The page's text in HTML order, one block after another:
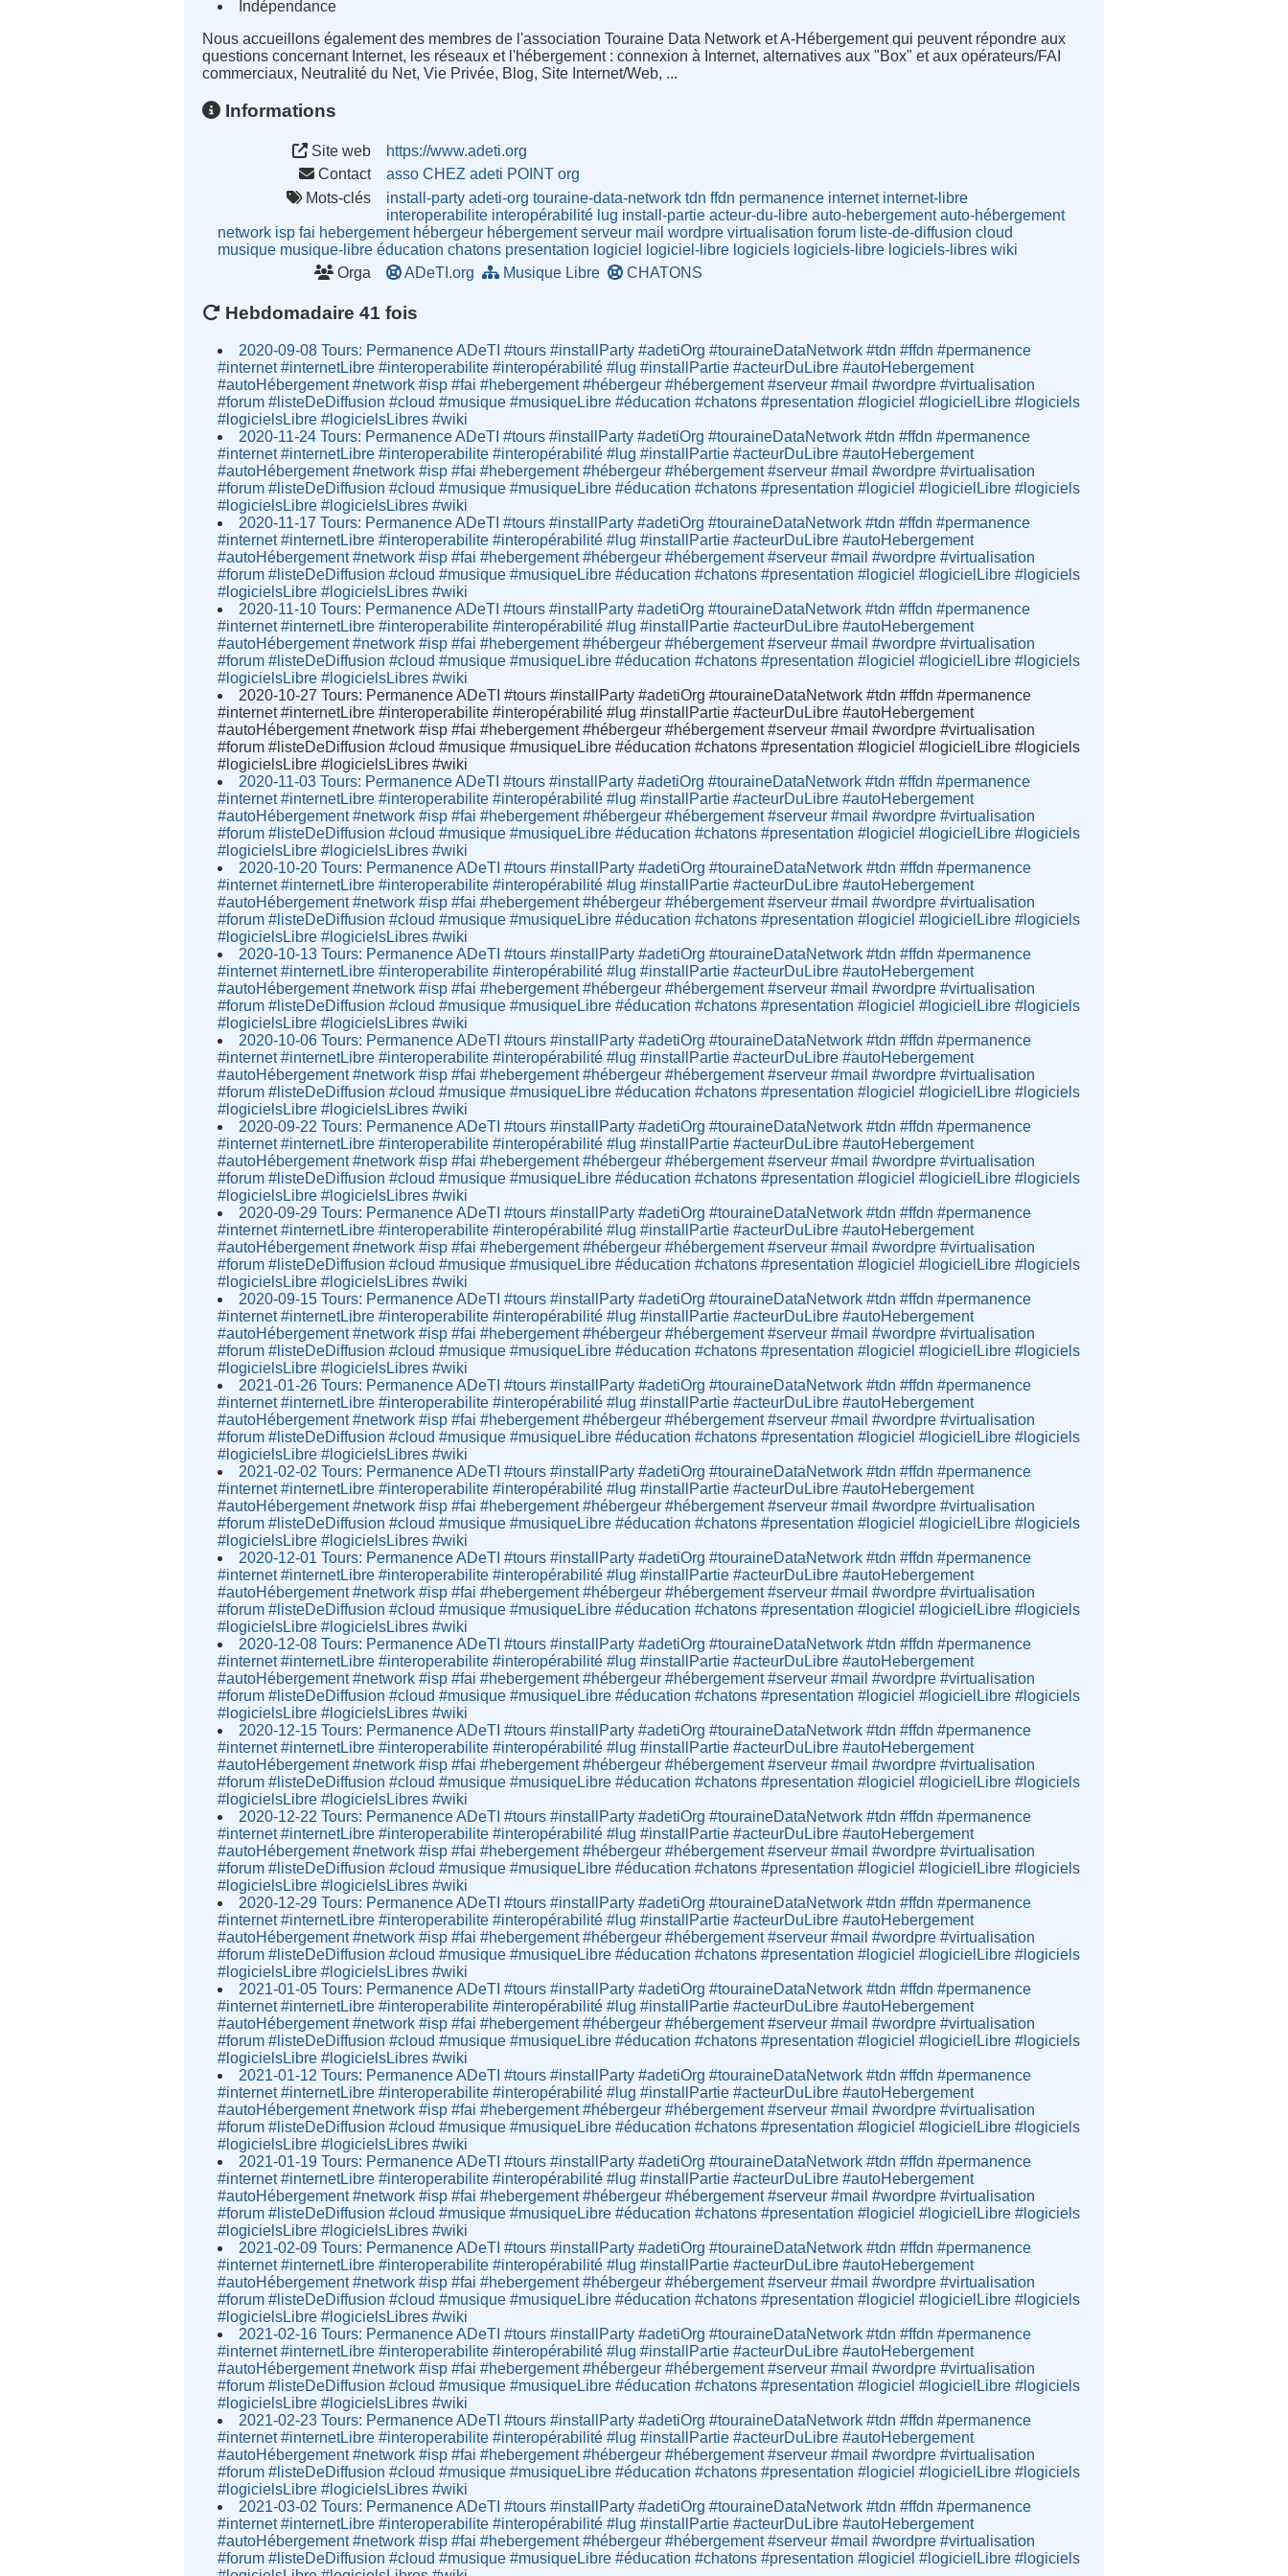
Indépendance
Nous accueillons également des membres de l'association Touraine Data Network et A-Hébergement qui peuvent répondre aux
questions concernant Internet, les réseaux et l'hébergement : connexion à Internet, alternatives aux "Box" et aux opérateurs/FAI
commerciaux, Neutralité du Net, Vie Privée, Blog, Site Internet/Web, ...
Informations
Site web
https://www.adeti.org
Contact
asso CHEZ adeti POINT org
Mots-clés
install-party adeti-org touraine-data-network tdn ffdn permanence internet internet-libre
interoperabilite interopérabilité lug install-partie acteur-du-libre auto-hebergement auto-hébergement
network isp fai hebergement hébergeur hébergement serveur mail wordpre virtualisation forum liste-de-diffusion cloud
musique musique-libre éducation chatons presentation logiciel logiciel-libre logiciels logiciels-libre logiciels-libres wiki
Orga
ADeTI.org Musique Libre CHATONS
Hebdomadaire 41 fois
2020-09-08 Tours: Permanence ADeTI #tours #installParty #adetiOrg #touraineDataNetwork #tdn #ffdn #permanence
#internet #internetLibre #interoperabilite #interopérabilité #lug #installPartie #acteurDuLibre #autoHebergement
#autoHébergement #network #isp #fai #hebergement #hébergeur #hébergement #serveur #mail #wordpre #virtualisation
#forum #listeDeDiffusion #cloud #musique #musiqueLibre #éducation #chatons #presentation #logiciel #logicielLibre #logiciels
#logicielsLibre #logicielsLibres #wiki
2020-11-24 Tours: Permanence ADeTI #tours #installParty #adetiOrg #touraineDataNetwork #tdn #ffdn #permanence
#internet #internetLibre #interoperabilite #interopérabilité #lug #installPartie #acteurDuLibre #autoHebergement
#autoHébergement #network #isp #fai #hebergement #hébergeur #hébergement #serveur #mail #wordpre #virtualisation
#forum #listeDeDiffusion #cloud #musique #musiqueLibre #éducation #chatons #presentation #logiciel #logicielLibre #logiciels
#logicielsLibre #logicielsLibres #wiki
2020-11-17 Tours: Permanence ADeTI #tours #installParty #adetiOrg #touraineDataNetwork #tdn #ffdn #permanence
#internet #internetLibre #interoperabilite #interopérabilité #lug #installPartie #acteurDuLibre #autoHebergement
#autoHébergement #network #isp #fai #hebergement #hébergeur #hébergement #serveur #mail #wordpre #virtualisation
#forum #listeDeDiffusion #cloud #musique #musiqueLibre #éducation #chatons #presentation #logiciel #logicielLibre #logiciels
#logicielsLibre #logicielsLibres #wiki
2020-11-10 Tours: Permanence ADeTI #tours #installParty #adetiOrg #touraineDataNetwork #tdn #ffdn #permanence
#internet #internetLibre #interoperabilite #interopérabilité #lug #installPartie #acteurDuLibre #autoHebergement
#autoHébergement #network #isp #fai #hebergement #hébergeur #hébergement #serveur #mail #wordpre #virtualisation
#forum #listeDeDiffusion #cloud #musique #musiqueLibre #éducation #chatons #presentation #logiciel #logicielLibre #logiciels
#logicielsLibre #logicielsLibres #wiki
2020-10-27 Tours: Permanence ADeTI #tours #installParty #adetiOrg #touraineDataNetwork #tdn #ffdn #permanence
#internet #internetLibre #interoperabilite #interopérabilité #lug #installPartie #acteurDuLibre #autoHebergement
#autoHébergement #network #isp #fai #hebergement #hébergeur #hébergement #serveur #mail #wordpre #virtualisation
#forum #listeDeDiffusion #cloud #musique #musiqueLibre #éducation #chatons #presentation #logiciel #logicielLibre #logiciels
#logicielsLibre #logicielsLibres #wiki
2020-11-03 Tours: Permanence ADeTI #tours #installParty #adetiOrg #touraineDataNetwork #tdn #ffdn #permanence
#internet #internetLibre #interoperabilite #interopérabilité #lug #installPartie #acteurDuLibre #autoHebergement
#autoHébergement #network #isp #fai #hebergement #hébergeur #hébergement #serveur #mail #wordpre #virtualisation
#forum #listeDeDiffusion #cloud #musique #musiqueLibre #éducation #chatons #presentation #logiciel #logicielLibre #logiciels
#logicielsLibre #logicielsLibres #wiki
2020-10-20 Tours: Permanence ADeTI #tours #installParty #adetiOrg #touraineDataNetwork #tdn #ffdn #permanence
#internet #internetLibre #interoperabilite #interopérabilité #lug #installPartie #acteurDuLibre #autoHebergement
#autoHébergement #network #isp #fai #hebergement #hébergeur #hébergement #serveur #mail #wordpre #virtualisation
#forum #listeDeDiffusion #cloud #musique #musiqueLibre #éducation #chatons #presentation #logiciel #logicielLibre #logiciels
#logicielsLibre #logicielsLibres #wiki
2020-10-13 Tours: Permanence ADeTI #tours #installParty #adetiOrg #touraineDataNetwork #tdn #ffdn #permanence
#internet #internetLibre #interoperabilite #interopérabilité #lug #installPartie #acteurDuLibre #autoHebergement
#autoHébergement #network #isp #fai #hebergement #hébergeur #hébergement #serveur #mail #wordpre #virtualisation
#forum #listeDeDiffusion #cloud #musique #musiqueLibre #éducation #chatons #presentation #logiciel #logicielLibre #logiciels
#logicielsLibre #logicielsLibres #wiki
2020-10-06 Tours: Permanence ADeTI #tours #installParty #adetiOrg #touraineDataNetwork #tdn #ffdn #permanence
#internet #internetLibre #interoperabilite #interopérabilité #lug #installPartie #acteurDuLibre #autoHebergement
#autoHébergement #network #isp #fai #hebergement #hébergeur #hébergement #serveur #mail #wordpre #virtualisation
#forum #listeDeDiffusion #cloud #musique #musiqueLibre #éducation #chatons #presentation #logiciel #logicielLibre #logiciels
#logicielsLibre #logicielsLibres #wiki
2020-09-22 Tours: Permanence ADeTI #tours #installParty #adetiOrg #touraineDataNetwork #tdn #ffdn #permanence
#internet #internetLibre #interoperabilite #interopérabilité #lug #installPartie #acteurDuLibre #autoHebergement
#autoHébergement #network #isp #fai #hebergement #hébergeur #hébergement #serveur #mail #wordpre #virtualisation
#forum #listeDeDiffusion #cloud #musique #musiqueLibre #éducation #chatons #presentation #logiciel #logicielLibre #logiciels
#logicielsLibre #logicielsLibres #wiki
2020-09-29 Tours: Permanence ADeTI #tours #installParty #adetiOrg #touraineDataNetwork #tdn #ffdn #permanence
#internet #internetLibre #interoperabilite #interopérabilité #lug #installPartie #acteurDuLibre #autoHebergement
#autoHébergement #network #isp #fai #hebergement #hébergeur #hébergement #serveur #mail #wordpre #virtualisation
#forum #listeDeDiffusion #cloud #musique #musiqueLibre #éducation #chatons #presentation #logiciel #logicielLibre #logiciels
#logicielsLibre #logicielsLibres #wiki
2020-09-15 Tours: Permanence ADeTI #tours #installParty #adetiOrg #touraineDataNetwork #tdn #ffdn #permanence
#internet #internetLibre #interoperabilite #interopérabilité #lug #installPartie #acteurDuLibre #autoHebergement
#autoHébergement #network #isp #fai #hebergement #hébergeur #hébergement #serveur #mail #wordpre #virtualisation
#forum #listeDeDiffusion #cloud #musique #musiqueLibre #éducation #chatons #presentation #logiciel #logicielLibre #logiciels
#logicielsLibre #logicielsLibres #wiki
2021-01-26 Tours: Permanence ADeTI #tours #installParty #adetiOrg #touraineDataNetwork #tdn #ffdn #permanence
#internet #internetLibre #interoperabilite #interopérabilité #lug #installPartie #acteurDuLibre #autoHebergement
#autoHébergement #network #isp #fai #hebergement #hébergeur #hébergement #serveur #mail #wordpre #virtualisation
#forum #listeDeDiffusion #cloud #musique #musiqueLibre #éducation #chatons #presentation #logiciel #logicielLibre #logiciels
#logicielsLibre #logicielsLibres #wiki
2021-02-02 Tours: Permanence ADeTI #tours #installParty #adetiOrg #touraineDataNetwork #tdn #ffdn #permanence
#internet #internetLibre #interoperabilite #interopérabilité #lug #installPartie #acteurDuLibre #autoHebergement
#autoHébergement #network #isp #fai #hebergement #hébergeur #hébergement #serveur #mail #wordpre #virtualisation
#forum #listeDeDiffusion #cloud #musique #musiqueLibre #éducation #chatons #presentation #logiciel #logicielLibre #logiciels
#logicielsLibre #logicielsLibres #wiki
2020-12-01 Tours: Permanence ADeTI #tours #installParty #adetiOrg #touraineDataNetwork #tdn #ffdn #permanence
#internet #internetLibre #interoperabilite #interopérabilité #lug #installPartie #acteurDuLibre #autoHebergement
#autoHébergement #network #isp #fai #hebergement #hébergeur #hébergement #serveur #mail #wordpre #virtualisation
#forum #listeDeDiffusion #cloud #musique #musiqueLibre #éducation #chatons #presentation #logiciel #logicielLibre #logiciels
#logicielsLibre #logicielsLibres #wiki
2020-12-08 Tours: Permanence ADeTI #tours #installParty #adetiOrg #touraineDataNetwork #tdn #ffdn #permanence
#internet #internetLibre #interoperabilite #interopérabilité #lug #installPartie #acteurDuLibre #autoHebergement
#autoHébergement #network #isp #fai #hebergement #hébergeur #hébergement #serveur #mail #wordpre #virtualisation
#forum #listeDeDiffusion #cloud #musique #musiqueLibre #éducation #chatons #presentation #logiciel #logicielLibre #logiciels
#logicielsLibre #logicielsLibres #wiki
2020-12-15 Tours: Permanence ADeTI #tours #installParty #adetiOrg #touraineDataNetwork #tdn #ffdn #permanence
#internet #internetLibre #interoperabilite #interopérabilité #lug #installPartie #acteurDuLibre #autoHebergement
#autoHébergement #network #isp #fai #hebergement #hébergeur #hébergement #serveur #mail #wordpre #virtualisation
#forum #listeDeDiffusion #cloud #musique #musiqueLibre #éducation #chatons #presentation #logiciel #logicielLibre #logiciels
#logicielsLibre #logicielsLibres #wiki
2020-12-22 Tours: Permanence ADeTI #tours #installParty #adetiOrg #touraineDataNetwork #tdn #ffdn #permanence
#internet #internetLibre #interoperabilite #interopérabilité #lug #installPartie #acteurDuLibre #autoHebergement
#autoHébergement #network #isp #fai #hebergement #hébergeur #hébergement #serveur #mail #wordpre #virtualisation
#forum #listeDeDiffusion #cloud #musique #musiqueLibre #éducation #chatons #presentation #logiciel #logicielLibre #logiciels
#logicielsLibre #logicielsLibres #wiki
2020-12-29 Tours: Permanence ADeTI #tours #installParty #adetiOrg #touraineDataNetwork #tdn #ffdn #permanence
#internet #internetLibre #interoperabilite #interopérabilité #lug #installPartie #acteurDuLibre #autoHebergement
#autoHébergement #network #isp #fai #hebergement #hébergeur #hébergement #serveur #mail #wordpre #virtualisation
#forum #listeDeDiffusion #cloud #musique #musiqueLibre #éducation #chatons #presentation #logiciel #logicielLibre #logiciels
#logicielsLibre #logicielsLibres #wiki
2021-01-05 Tours: Permanence ADeTI #tours #installParty #adetiOrg #touraineDataNetwork #tdn #ffdn #permanence
#internet #internetLibre #interoperabilite #interopérabilité #lug #installPartie #acteurDuLibre #autoHebergement
#autoHébergement #network #isp #fai #hebergement #hébergeur #hébergement #serveur #mail #wordpre #virtualisation
#forum #listeDeDiffusion #cloud #musique #musiqueLibre #éducation #chatons #presentation #logiciel #logicielLibre #logiciels
#logicielsLibre #logicielsLibres #wiki
2021-01-12 Tours: Permanence ADeTI #tours #installParty #adetiOrg #touraineDataNetwork #tdn #ffdn #permanence
#internet #internetLibre #interoperabilite #interopérabilité #lug #installPartie #acteurDuLibre #autoHebergement
#autoHébergement #network #isp #fai #hebergement #hébergeur #hébergement #serveur #mail #wordpre #virtualisation
#forum #listeDeDiffusion #cloud #musique #musiqueLibre #éducation #chatons #presentation #logiciel #logicielLibre #logiciels
#logicielsLibre #logicielsLibres #wiki
2021-01-19 Tours: Permanence ADeTI #tours #installParty #adetiOrg #touraineDataNetwork #tdn #ffdn #permanence
#internet #internetLibre #interoperabilite #interopérabilité #lug #installPartie #acteurDuLibre #autoHebergement
#autoHébergement #network #isp #fai #hebergement #hébergeur #hébergement #serveur #mail #wordpre #virtualisation
#forum #listeDeDiffusion #cloud #musique #musiqueLibre #éducation #chatons #presentation #logiciel #logicielLibre #logiciels
#logicielsLibre #logicielsLibres #wiki
2021-02-09 Tours: Permanence ADeTI #tours #installParty #adetiOrg #touraineDataNetwork #tdn #ffdn #permanence
#internet #internetLibre #interoperabilite #interopérabilité #lug #installPartie #acteurDuLibre #autoHebergement
#autoHébergement #network #isp #fai #hebergement #hébergeur #hébergement #serveur #mail #wordpre #virtualisation
#forum #listeDeDiffusion #cloud #musique #musiqueLibre #éducation #chatons #presentation #logiciel #logicielLibre #logiciels
#logicielsLibre #logicielsLibres #wiki
2021-02-16 Tours: Permanence ADeTI #tours #installParty #adetiOrg #touraineDataNetwork #tdn #ffdn #permanence
#internet #internetLibre #interoperabilite #interopérabilité #lug #installPartie #acteurDuLibre #autoHebergement
#autoHébergement #network #isp #fai #hebergement #hébergeur #hébergement #serveur #mail #wordpre #virtualisation
#forum #listeDeDiffusion #cloud #musique #musiqueLibre #éducation #chatons #presentation #logiciel #logicielLibre #logiciels
#logicielsLibre #logicielsLibres #wiki
2021-02-23 Tours: Permanence ADeTI #tours #installParty #adetiOrg #touraineDataNetwork #tdn #ffdn #permanence
#internet #internetLibre #interoperabilite #interopérabilité #lug #installPartie #acteurDuLibre #autoHebergement
#autoHébergement #network #isp #fai #hebergement #hébergeur #hébergement #serveur #mail #wordpre #virtualisation
#forum #listeDeDiffusion #cloud #musique #musiqueLibre #éducation #chatons #presentation #logiciel #logicielLibre #logiciels
#logicielsLibre #logicielsLibres #wiki
2021-03-02 Tours: Permanence ADeTI #tours #installParty #adetiOrg #touraineDataNetwork #tdn #ffdn #permanence
#internet #internetLibre #interoperabilite #interopérabilité #lug #installPartie #acteurDuLibre #autoHebergement
#autoHébergement #network #isp #fai #hebergement #hébergeur #hébergement #serveur #mail #wordpre #virtualisation
#forum #listeDeDiffusion #cloud #musique #musiqueLibre #éducation #chatons #presentation #logiciel #logicielLibre #logiciels